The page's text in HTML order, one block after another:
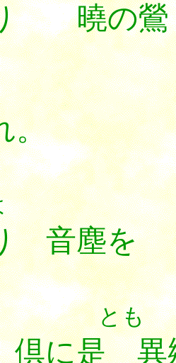
り 曉の
。
音塵を
とも
に是 異